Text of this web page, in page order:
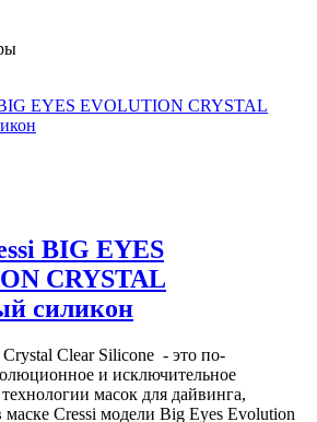
BIG EYES
CRYSTAL
силикон
Clear Silicone - это по-
и исключительное
масок для дайвинга,
маске Cressi модели Big Eyes Evolution